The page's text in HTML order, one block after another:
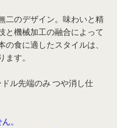
二のデザイン。味わいと精
と機械加工の融合によって
食に適したスタイルは、
ます。
ル先端のみ つや消し仕
。